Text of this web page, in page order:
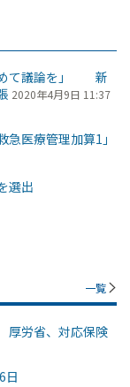
めて議論を」 新
2020年4月9日 11:37
急医療管理加算1」
選出
一覧
労省、対応保険
日